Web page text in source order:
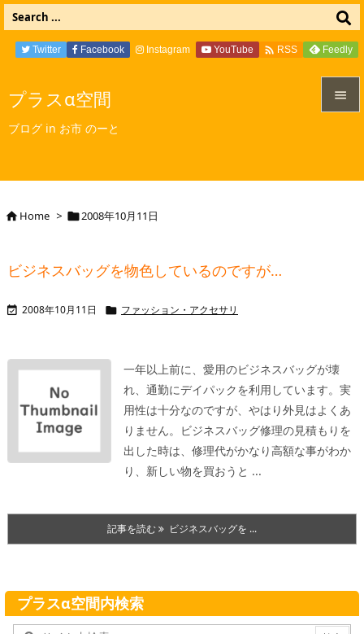
プラスα空間
ブログ in お市 のーと

Twitter Facebook Instagram YouTube  RSS Feedly
Home > 2008年10月11日
ビジネスバッグを物色しているのですが…
 2008年10月11日  ファッション・アクセサリ
一年以上前に、愛用のビジネスバッグが壊
れ、通勤にデイパックを利用しています。実
用性は十分なのですが、やはり外見はよくあ
りません。 ビジネスバッグ修理の見積もりを
出した時は、修理代がかなり高額な事がわか
り、新しい物を買おうと ...
記事を読む ビジネスバッグを ...
プラスα空間内検索